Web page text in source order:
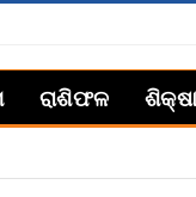
ରାଶିଫଳ